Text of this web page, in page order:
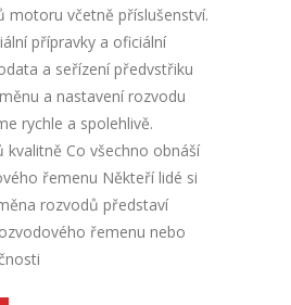
motoru včetně příslušenství.
přípravky a oficiální
a seřízení předvstřiku
a nastavení rozvodu
rychle a spolehlivě.
kvalitně Co všechno obnáší
řemenu Někteří lidé si
rozvodů představí
řemenu nebo